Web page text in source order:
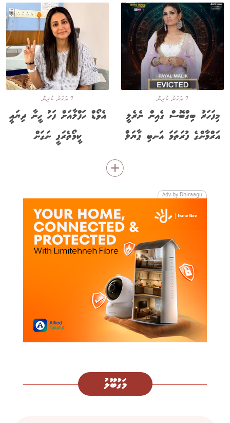
2 އަހަރު ކުރިން
މިފަހަރު ބިގްބޮސް ގެއިން ނެރެލީ
އަރްމާންގެ ފުރަތަމަ އަނބި ޕާޔަލް
2 އަހަރު ކުރިން
އެވޯޑް ހަފްލާއަށް ފަހު ހީނާ ދިޔައީ
ކީމޯތެރަޕީ ނަގަން
Adv by Dhiraagu
މަގުބޫލު